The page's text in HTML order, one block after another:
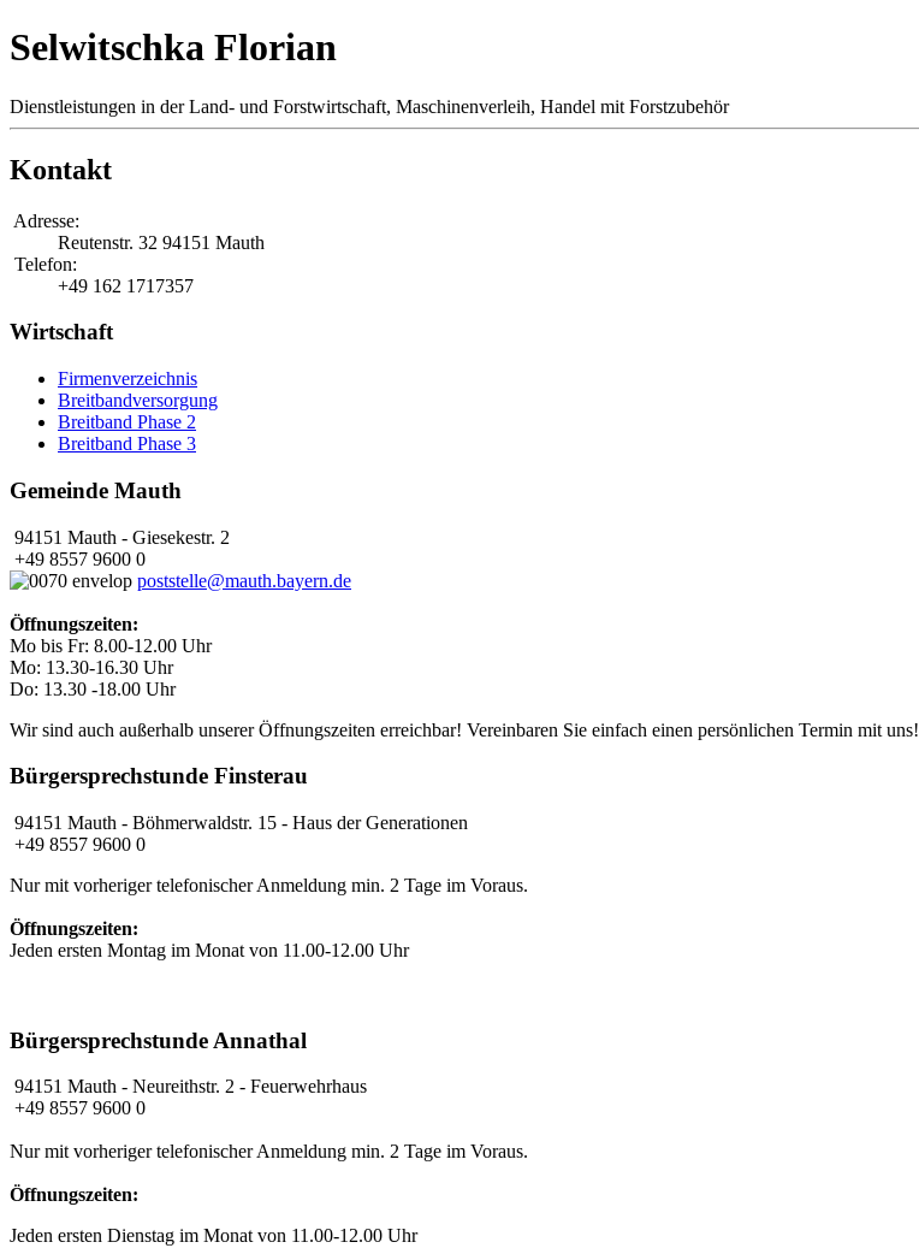
Selwitschka Florian
Dienstleistungen in der Land- und Forstwirtschaft, Maschinenverleih, Handel mit Forstzubehör
Kontakt
Adresse:
Reutenstr. 32 94151 Mauth
Telefon:
+49 162 1717357
Wirtschaft
Firmenverzeichnis
Breitbandversorgung
Breitband Phase 2
Breitband Phase 3
Gemeinde Mauth
94151 Mauth - Giesekestr. 2
+49 8557 9600 0
poststelle@mauth.bayern.de
Öffnungszeiten:
Mo bis Fr: 8.00-12.00 Uhr
Mo: 13.30-16.30 Uhr
Do: 13.30 -18.00 Uhr
Wir sind auch außerhalb unserer Öffnungszeiten erreichbar! Vereinbaren Sie einfach einen persönlichen Termin mit uns!
Bürgersprechstunde Finsterau
94151 Mauth - Böhmerwaldstr. 15 - Haus der Generationen
+49 8557 9600 0
Nur mit vorheriger telefonischer Anmeldung min. 2 Tage im Voraus.
Öffnungszeiten:
Jeden ersten Montag im Monat von 11.00-12.00 Uhr
Bürgersprechstunde Annathal
94151 Mauth - Neureithstr. 2 - Feuerwehrhaus
+49 8557 9600 0
Nur mit vorheriger telefonischer Anmeldung min. 2 Tage im Voraus.
Öffnungszeiten:
Jeden ersten Dienstag im Monat von 11.00-12.00 Uhr